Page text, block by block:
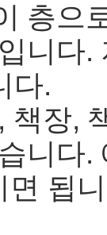
층으
니다
다.
책장,
니다
면 됩